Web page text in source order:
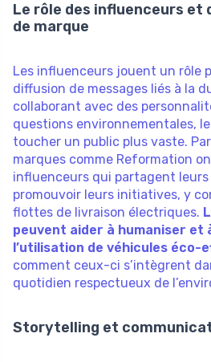
Le rôle des influenceurs et
de marque
Les influenceurs jouent un rôle
diffusion de messages liés à la
collaborant avec des
questions environnementales,
toucher un public plus vaste.
marques comme Reformation
influenceurs qui partagent
promouvoir leurs initiatives, y
flottes de livraison électriques.
peuvent aider à humaniser et
l’utilisation de véhicules éco-
comment ceux-ci s’intègrent
quotidien respectueux de
Storytelling et